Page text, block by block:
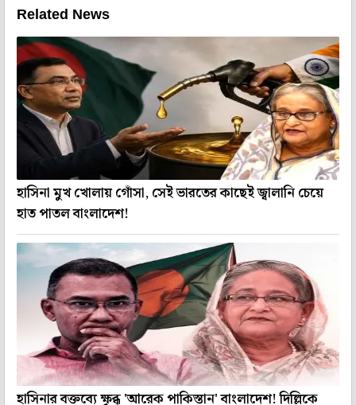
Related News
হাসিনা মুখ খোলায় গোঁসা, সেই ভারতের কাছেই জ্বালানি চেয়ে
হাত পাতল বাংলাদেশ!
হাসিনার বক্তব্যে ক্ষুব্ধ 'আরেক পাকিস্তান' বাংলাদেশ! দিল্লিকে